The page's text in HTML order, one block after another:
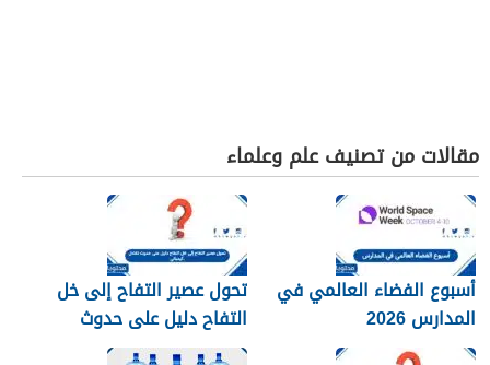
مقالات من تصنيف علم وعلماء
أسبوع الفضاء العالمي في
المدارس 2026
تحول عصير التفاح إلى خل
التفاح دليل على حدوث
تفاعل كيميائي.